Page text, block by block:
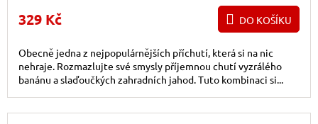
329 Kč DO KOŠÍKU
Obecně jedna z nejpopulárnějších příchutí, která si na nic
nehraje. Rozmazlujte své smysly příjemnou chutí vyzrálého
banánu a slaďoučkých zahradních jahod. Tuto kombinaci si...